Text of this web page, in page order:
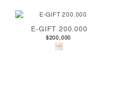
E-GIFT 200.000
$200,000